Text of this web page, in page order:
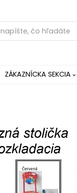
ZÁKAZNÍCKA SEKCIA